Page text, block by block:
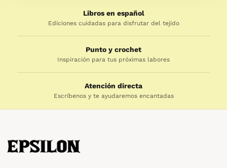
Libros en español
Ediciones cuidadas para disfrutar del tejido
Punto y crochet
Inspiración para tus próximas labores
Atención directa
Escríbenos y te ayudaremos encantadas